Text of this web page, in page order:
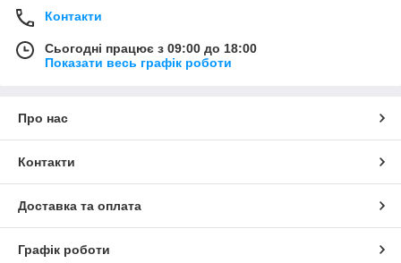
Контакти
Сьогодні працює з 09:00 до 18:00
Показати весь графік роботи
Про нас
Контакти
Доставка та оплата
Графік роботи